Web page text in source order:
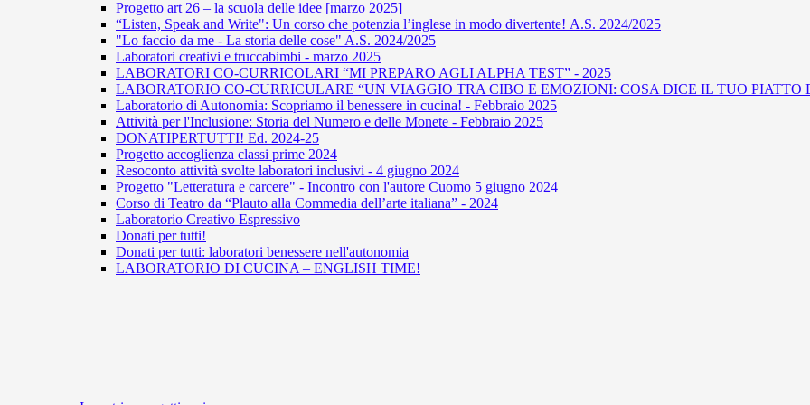
Progetto art 26 – la scuola delle idee [marzo 2025]
“Listen, Speak and Write": Un corso che potenzia l’inglese in modo divertente! A.S. 2024/2025
"Lo faccio da me - La storia delle cose" A.S. 2024/2025
Laboratori creativi e truccabimbi - marzo 2025
LABORATORI CO-CURRICOLARI “MI PREPARO AGLI ALPHA TEST” - 2025
LABORATORIO CO-CURRICULARE “UN VIAGGIO TRA CIBO E EMOZIONI: COSA DICE IL TUO PIATTO
Laboratorio di Autonomia: Scopriamo il benessere in cucina! - Febbraio 2025
Attività per l'Inclusione: Storia del Numero e delle Monete - Febbraio 2025
DONATIPERTUTTI! Ed. 2024-25
Progetto accoglienza classi prime 2024
Resoconto attività svolte laboratori inclusivi - 4 giugno 2024
Progetto "Letteratura e carcere" - Incontro con l'autore Cuomo 5 giugno 2024
Corso di Teatro da “Plauto alla Commedia dell’arte italiana” - 2024
Laboratorio Creativo Espressivo
Donati per tutti!
Donati per tutti: laboratori benessere nell'autonomia
LABORATORIO DI CUCINA – ENGLISH TIME!